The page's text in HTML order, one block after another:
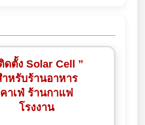
ดตั้ง Solar Cell ”
ำหรับร้านอาหาร
คาเฟ่ ร้านกาแฟ
โรงงาน